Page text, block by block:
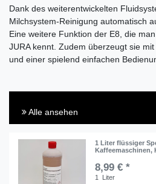
Dank des weiterentwickelten
Milchsystem-Reinigung automatisch
Eine weitere Funktion der E8, die
JURA kennt. Zudem überzeugt sie
und einer spielend einfachen
Alle ansehen
1 Liter flüssiger
Kaffeemaschinen,
8,99 € *
1 Liter